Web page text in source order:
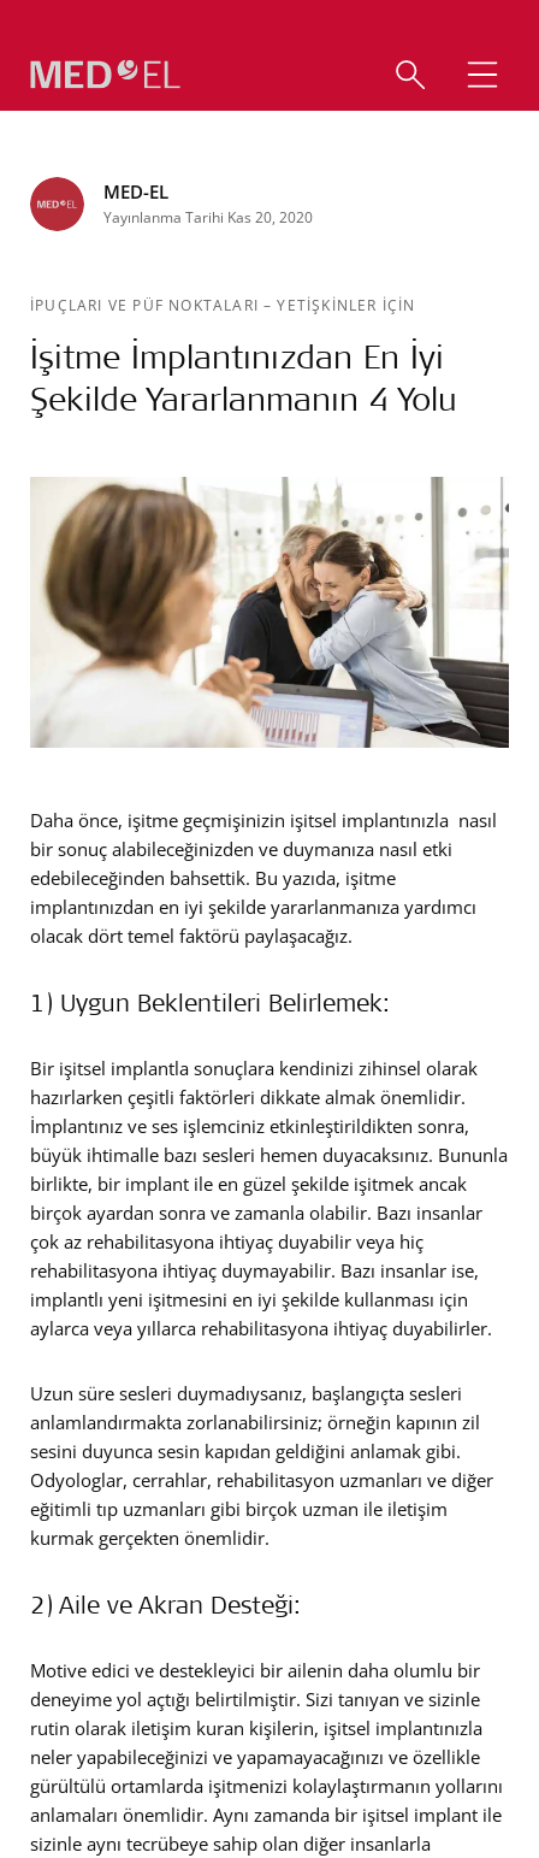
MED-EL
Yayınlanma Tarihi Kas 20, 2020
İPUÇLARI VE PÜF NOKTALARI– YETIŞKINLER IÇIN
İşitme İmplantınızdan En İyi
Şekilde Yararlanmanın 4 Yolu
Daha önce, işitme geçmişinizin işitsel implantınızla nasıl
bir sonuç alabileceğinizden ve duymanıza nasıl etki
edebileceğinden bahsettik. Bu yazıda, işitme
implantınızdan en iyi şekilde yararlanmanıza yardımcı
olacak dört temel faktörü paylaşacağız.
1) Uygun Beklentileri Belirlemek:
Bir işitsel implantla sonuçlara kendinizi zihinsel olarak
hazırlarken çeşitli faktörleri dikkate almak önemlidir.
İmplantınız ve ses işlemciniz etkinleştirildikten sonra,
büyük ihtimalle bazı sesleri hemen duyacaksınız. Bununla
birlikte, bir implant ile en güzel şekilde işitmek ancak
birçok ayardan sonra ve zamanla olabilir. Bazı insanlar
çok az rehabilitasyona ihtiyaç duyabilir veya hiç
rehabilitasyona ihtiyaç duymayabilir. Bazı insanlar ise,
implantlı yeni işitmesini en iyi şekilde kullanması için
aylarca veya yıllarca rehabilitasyona ihtiyaç duyabilirler.
Uzun süre sesleri duymadıysanız, başlangıçta sesleri
anlamlandırmakta zorlanabilirsiniz; örneğin kapının zil
sesini duyunca sesin kapıdan geldiğini anlamak gibi.
Odyologlar, cerrahlar, rehabilitasyon uzmanları ve diğer
eğitimli tıp uzmanları gibi birçok uzman ile iletişim
kurmak gerçekten önemlidir.
2) Aile ve Akran Desteği:
Motive edici ve destekleyici bir ailenin daha olumlu bir
deneyime yol açtığı belirtilmiştir. Sizi tanıyan ve sizinle
rutin olarak iletişim kuran kişilerin, işitsel implantınızla
neler yapabileceğinizi ve yapamayacağınızı ve özellikle
gürültülü ortamlarda işitmenizi kolaylaştırmanın yollarını
anlamaları önemlidir. Aynı zamanda bir işitsel implant ile
sizinle aynı tecrübeye sahip olan diğer insanlarla